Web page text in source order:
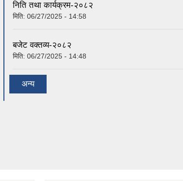
निति तथा कार्यक्रम-२०८२
मिति: 06/27/2025 - 14:58
बजेट वक्तव्य-२०८२
मिति: 06/27/2025 - 14:48
अन्य